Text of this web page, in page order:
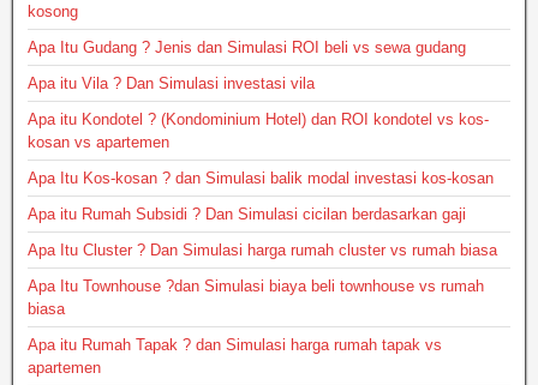
kosong
Apa Itu Gudang ? Jenis dan Simulasi ROI beli vs sewa gudang
Apa itu Vila ? Dan Simulasi investasi vila
Apa itu Kondotel ? (Kondominium Hotel) dan ROI kondotel vs kos-
kosan vs apartemen
Apa Itu Kos-kosan ? dan Simulasi balik modal investasi kos-kosan
Apa itu Rumah Subsidi ? Dan Simulasi cicilan berdasarkan gaji
Apa Itu Cluster ? Dan Simulasi harga rumah cluster vs rumah biasa
Apa Itu Townhouse ?dan Simulasi biaya beli townhouse vs rumah
biasa
Apa itu Rumah Tapak ? dan Simulasi harga rumah tapak vs
apartemen